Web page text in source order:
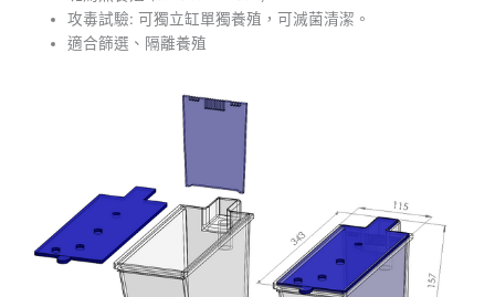
攻毒試驗: 可獨立缸單獨養殖，可滅菌清潔。
適合篩選、隔離養殖